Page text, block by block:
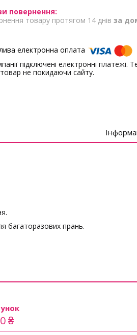
товару протягом 14 днів за
підключені електронні
не покидаючи сайту.
багаторазових прань.
₴